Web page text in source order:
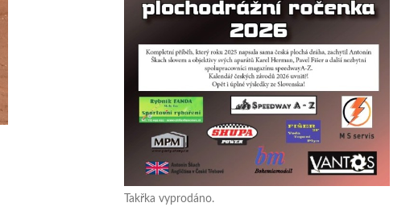
Takřka vyprodáno.